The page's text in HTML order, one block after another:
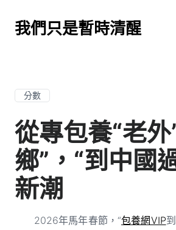
我們只是暫時清醒
分數
從專包養“老外
鄉”，“到中國
新潮
2026年馬年春節，“包養網VIP